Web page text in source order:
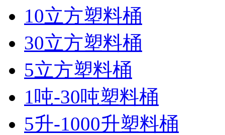
10立方塑料桶
30立方塑料桶
5立方塑料桶
1吨-30吨塑料桶
5升-1000升塑料桶